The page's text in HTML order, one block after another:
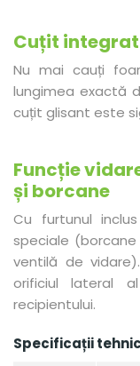
Cuțit
Nu mai cauți
lungimea exactă
cuțit glisant este
Funcție
și borcane
Cu furtunul
speciale
ventilă de
orificiul lateral
recipientului.
Specificații